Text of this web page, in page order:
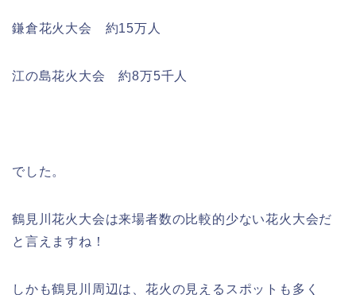
鎌倉花火大会 約15万人
江の島花火大会約8万5千人
でした。
鶴見川花火大会は来場者数の比較的少ない花火大会だ
と言えますね！
しかも鶴見川周辺は、花火の見えるスポットも多く